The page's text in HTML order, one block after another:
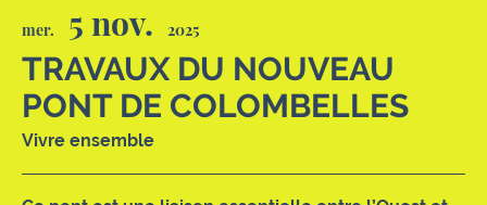
mer. 5 nov. 2025
TRAVAUX DU NOUVEAU
PONT DE COLOMBELLES
Vivre ensemble